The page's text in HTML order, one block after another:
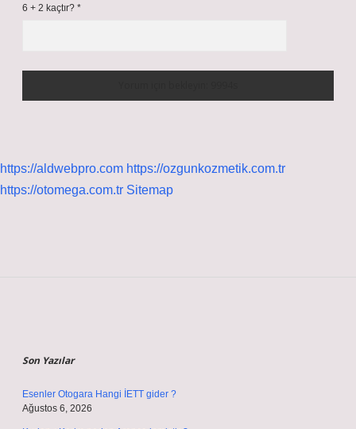
6 + 2 kaçtır? *
https://aldwebpro.com https://ozgunkozmetik.com.tr
https://otomega.com.tr Sitemap
Son Yazılar
Esenler Otogara Hangi İETT gider ?
Ağustos 6, 2026